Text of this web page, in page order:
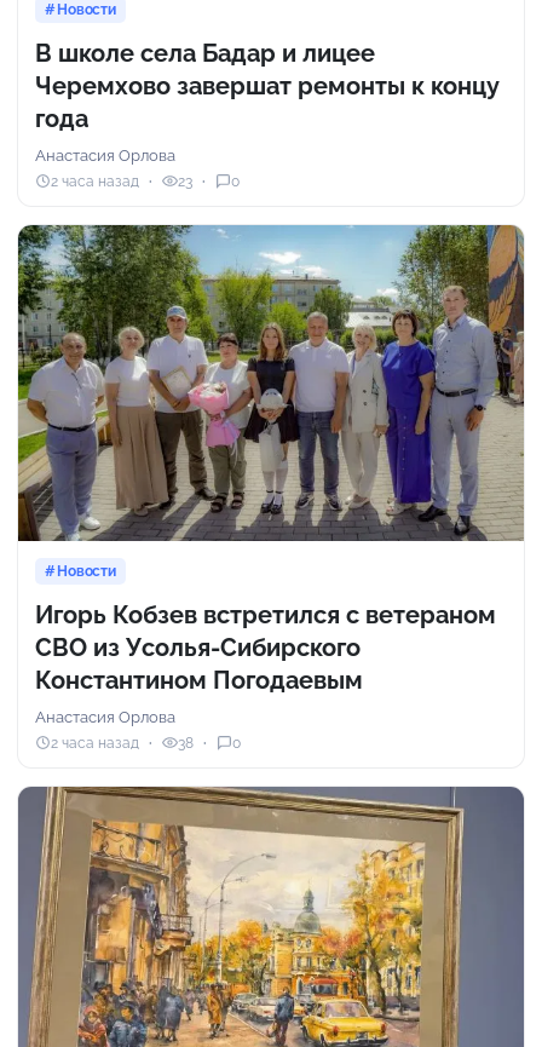
Новости
В школе села Бадар и лицее
Черемхово завершат ремонты к концу
года
Анастасия Орлова
2 часа назад 23 0
Новости
Игорь Кобзев встретился с ветераном
СВО из Усолья-Сибирского
Константином Погодаевым
Анастасия Орлова
2 часа назад 38 0